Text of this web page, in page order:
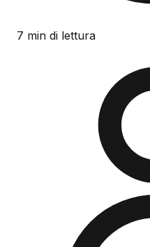
7 min di lettura